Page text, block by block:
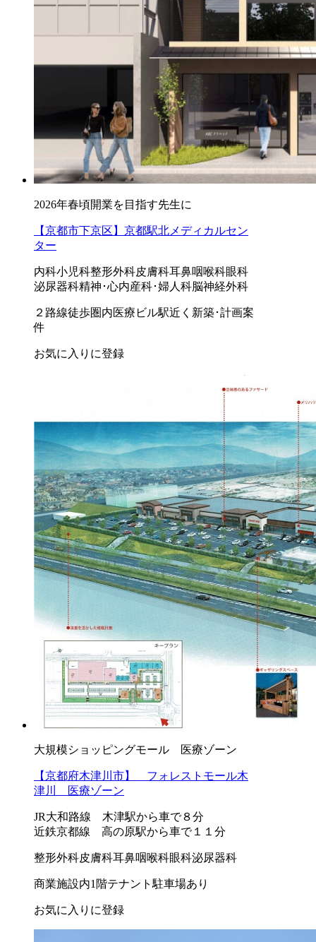
2026年春頃開業を目指す先生に
【京都市下京区】京都駅北メディカルセン
ター
内科小児科整形外科皮膚科耳鼻咽喉科眼科
泌尿器科精神･心内産科･婦人科脳神経外科
２路線徒歩圏内医療ビル駅近く 新築･計画案
件
お気に入りに登録
大規模ショッピングモール 医療ゾーン
【京都府木津川市】 フォレストモール木
津川 医療ゾーン
JR大和路線 木津駅から車で８分
近鉄京都線 高の原駅から車で１１分
整形外科皮膚科耳鼻咽喉科眼科泌尿器科
商業施設内1階テナント 駐車場あり
お気に入りに登録